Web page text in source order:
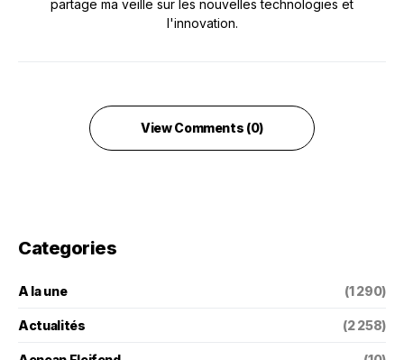
partage ma veille sur les nouvelles technologies et
l'innovation.
View Comments (0)
Categories
A la une (1 290)
Actualités (2 258)